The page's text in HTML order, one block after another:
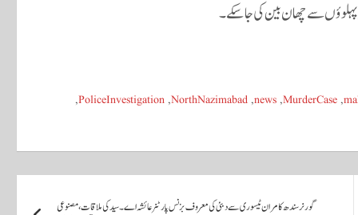
سے چھان بین کی جا سکے۔
,
MurderCase
,
news
,
NorthNazimabad
,
PoliceInvestigation
,
گورنر سندھ کامران ٹیسوری سے دبئی کی معروف بزنس پارٹنر عائشہ اے۔ سید کی ملاقات، مصنوعی